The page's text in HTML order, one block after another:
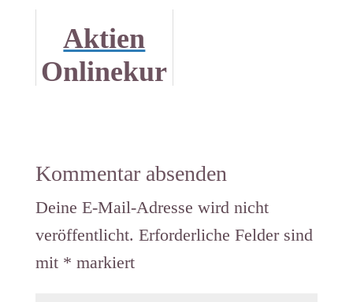
- geht
das?
Aktien
Onlinekur
en
Kommentar absenden
Deine E-Mail-Adresse wird nicht
veröffentlicht. Erforderliche Felder sind
mit * markiert